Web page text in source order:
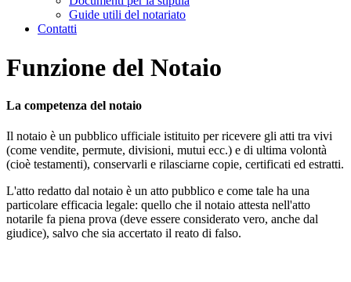
Guide utili del notariato
Contatti
Funzione del Notaio
La competenza del notaio
Il notaio è un pubblico ufficiale istituito per ricevere gli atti tra vivi
(come vendite, permute, divisioni, mutui ecc.) e di ultima volontà
(cioè testamenti), conservarli e rilasciarne copie, certificati ed estratti.
L'atto redatto dal notaio è un atto pubblico e come tale ha una
particolare efficacia legale: quello che il notaio attesta nell'atto
notarile fa piena prova (deve essere considerato vero, anche dal
giudice), salvo che sia accertato il reato di falso.